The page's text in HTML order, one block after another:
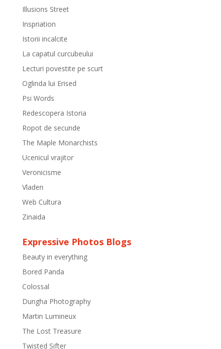
Illusions Street
Inspriation
Istorii incalcite
La capatul curcubeului
Lecturi povestite pe scurt
Oglinda lui Erised
Psi Words
Redescopera Istoria
Ropot de secunde
The Maple Monarchists
Ucenicul vrajitor
Veronicisme
Vladen
Web Cultura
Zinaida
Expressive Photos Blogs
Beauty in everything
Bored Panda
Colossal
Dungha Photography
Martin Lumineux
The Lost Treasure
Twisted Sifter